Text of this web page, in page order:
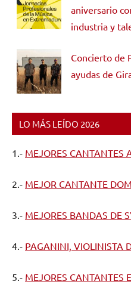
aniversario
industria y
Concierto de
ayudas de
LO MÁS LEÍDO 2026
1.- MEJORES CANTANTES
2.- MEJOR CANTANTE
3.- MEJORES BANDAS DE
4.- PAGANINI, VIOLINISTA
5.- MEJORES CANTANTES